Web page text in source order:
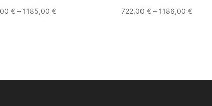
€– 1185,00 € 722,00€ – 1186,00€